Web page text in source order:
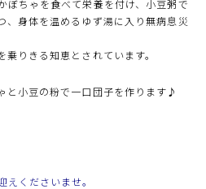
ぼちゃを食べて栄養を付け、小豆粥で
、身体を温めるゆず湯に入り無病息災
りきる知恵とされています。
と小豆の粉で一口団子を作ります♪
くださいませ。